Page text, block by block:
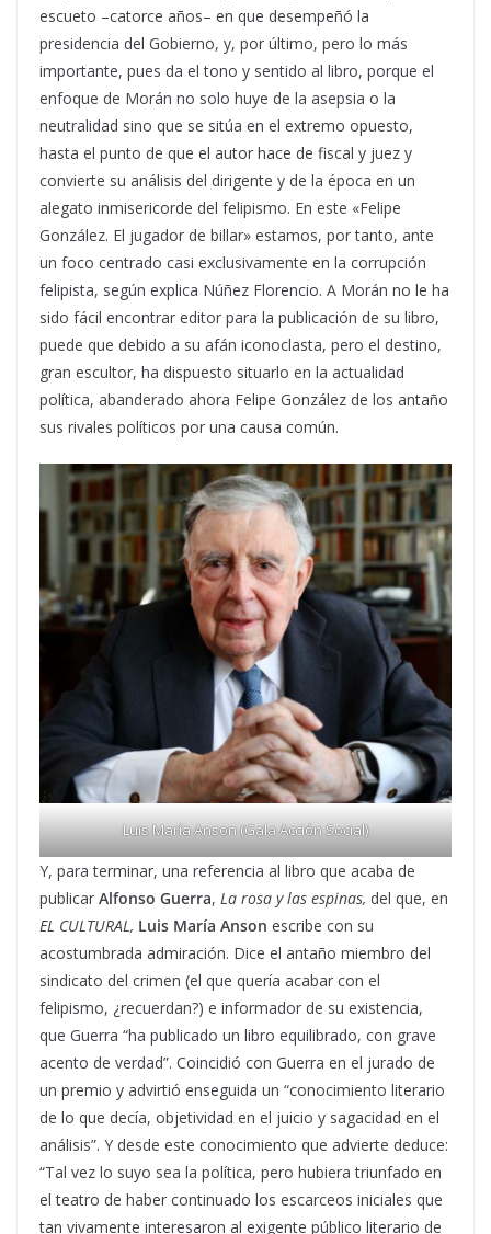
escueto –catorce años– en que desempeñó la
presidencia del Gobierno, y, por último, pero lo más
importante, pues da el tono y sentido al libro, porque el
enfoque de Morán no solo huye de la asepsia o la
neutralidad sino que se sitúa en el extremo opuesto,
hasta el punto de que el autor hace de fiscal y juez y
convierte su análisis del dirigente y de la época en un
alegato inmisericorde del felipismo. En este «Felipe
González. El jugador de billar» estamos, por tanto, ante
un foco centrado casi exclusivamente en la corrupción
felipista, según explica Núñez Florencio. A Morán no le ha
sido fácil encontrar editor para la publicación de su libro,
puede que debido a su afán iconoclasta, pero el destino,
gran escultor, ha dispuesto situarlo en la actualidad
política, abanderado ahora Felipe González de los antaño
sus rivales políticos por una causa común.
Luis María Anson (Gala Acción Social)
Y, para terminar, una referencia al libro que acaba de
publicar Alfonso Guerra, La rosa y las espinas, del que, en
EL CULTURAL, Luis María Anson escribe con su
acostumbrada admiración. Dice el antaño miembro del
sindicato del crimen (el que quería acabar con el
felipismo, ¿recuerdan?) e informador de su existencia,
que Guerra “ha publicado un libro equilibrado, con grave
acento de verdad”. Coincidió con Guerra en el jurado de
un premio y advirtió enseguida un “conocimiento literario
de lo que decía, objetividad en el juicio y sagacidad en el
análisis”. Y desde este conocimiento que advierte deduce:
“Tal vez lo suyo sea la política, pero hubiera triunfado en
el teatro de haber continuado los escarceos iniciales que
tan vivamente interesaron al exigente público literario de